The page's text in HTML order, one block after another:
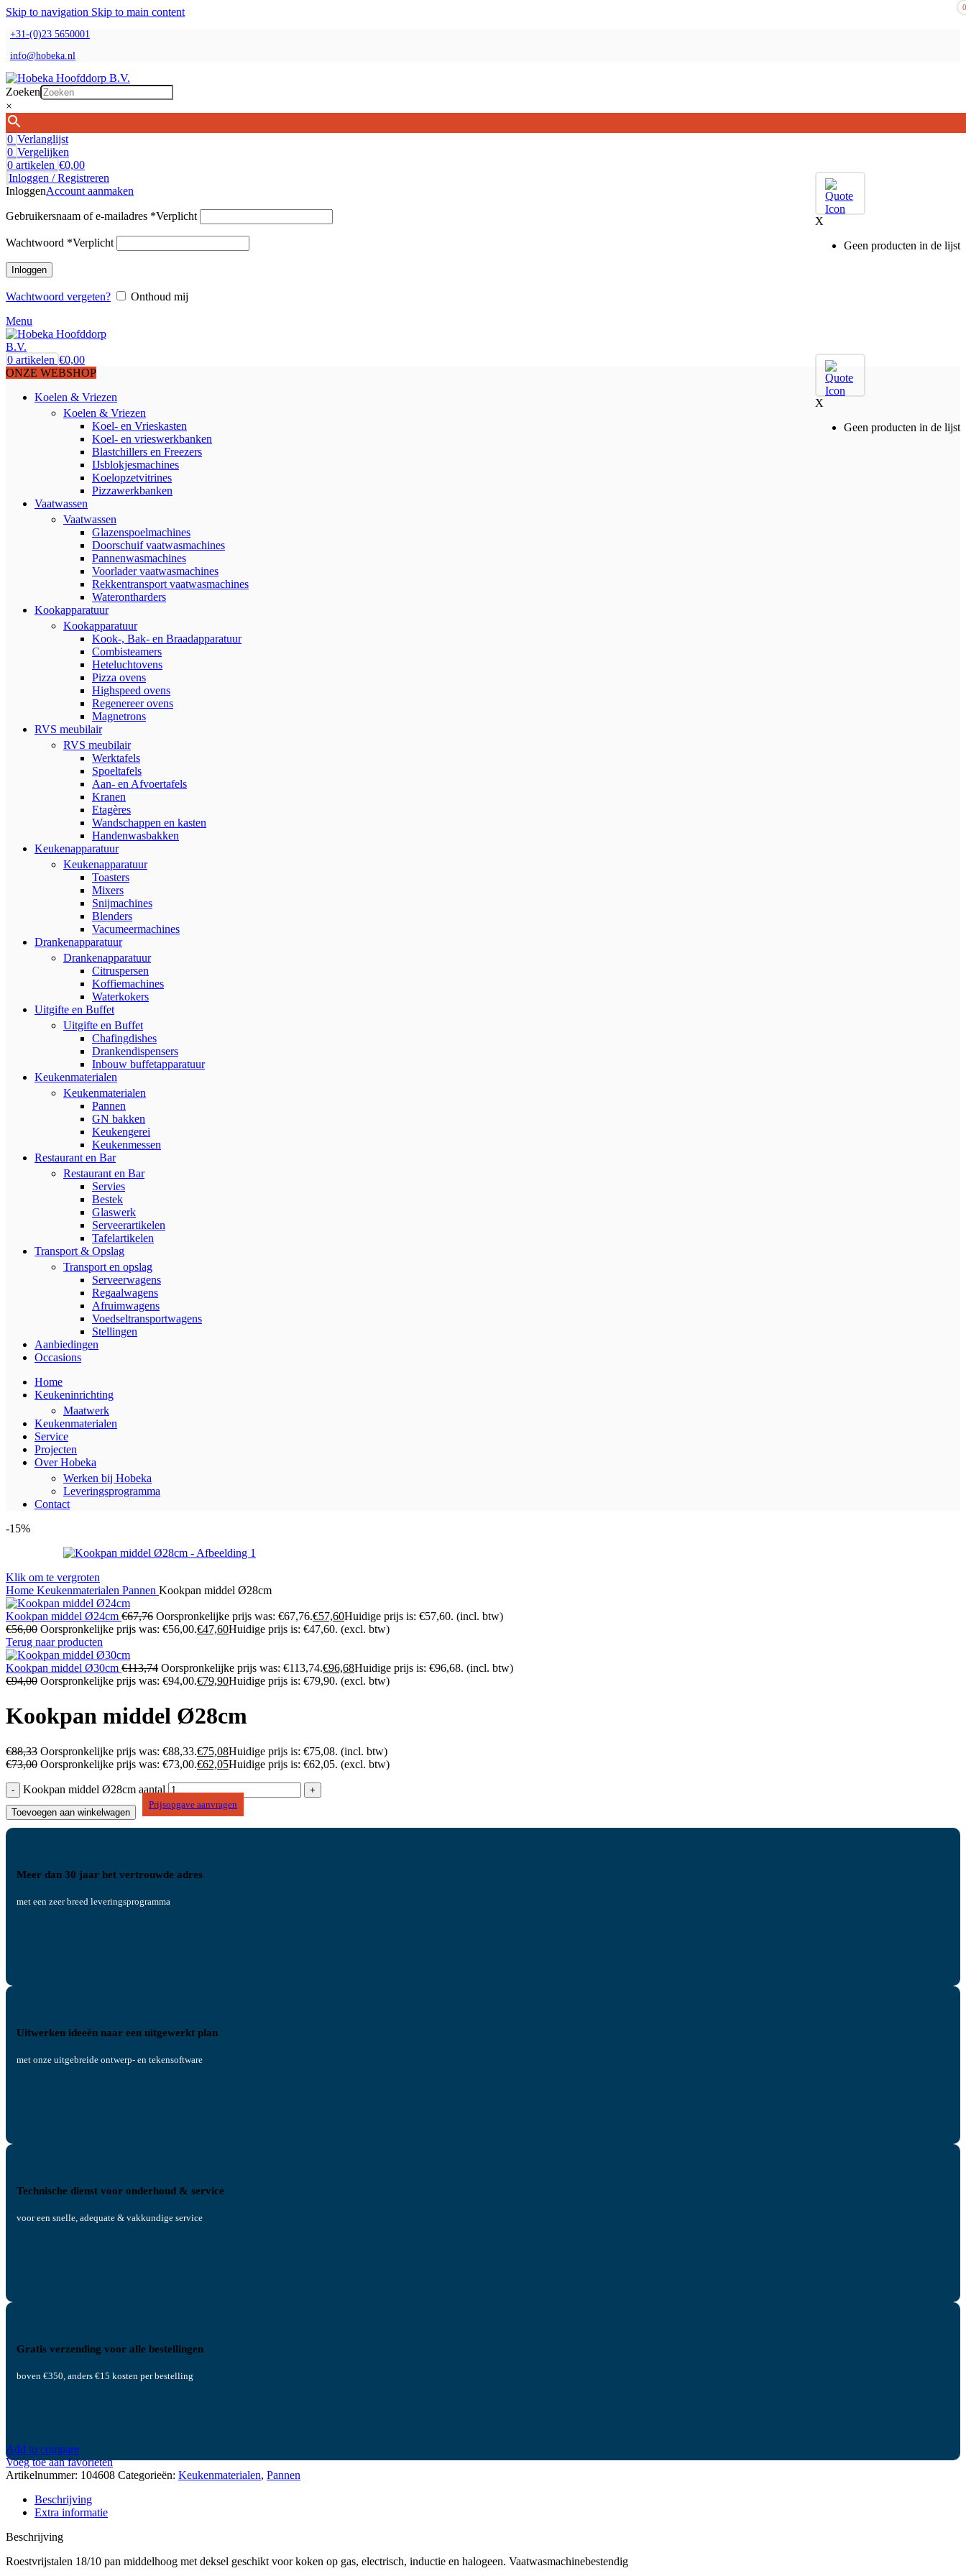
Skip to navigation Skip to main content
+31-(0)23 5650001
info@hobeka.nl
Zoeken
×
0 Verlanglijst
0 Vergelijken
0 artikelen €0,00
0
X
Geen producten in de lijst
Inloggen / Registreren
InloggenAccount aanmaken
Gebruikersnaam of e-mailadres *Verplicht
Wachtwoord *Verplicht
Inloggen
Wachtwoord vergeten?
Onthoud mij
Menu
0
X
Geen producten in de lijst
0 artikelen €0,00
ONZE WEBSHOP
Koelen & Vriezen
Koelen & Vriezen
Koel- en Vrieskasten
Koel- en vrieswerkbanken
Blastchillers en Freezers
IJsblokjesmachines
Koelopzetvitrines
Pizzawerkbanken
Vaatwassen
Vaatwassen
Glazenspoelmachines
Doorschuif vaatwasmachines
Pannenwasmachines
Voorlader vaatwasmachines
Rekkentransport vaatwasmachines
Waterontharders
Kookapparatuur
Kookapparatuur
Kook-, Bak- en Braadapparatuur
Combisteamers
Heteluchtovens
Pizza ovens
Highspeed ovens
Regenereer ovens
Magnetrons
RVS meubilair
RVS meubilair
Werktafels
Spoeltafels
Aan- en Afvoertafels
Kranen
Etagères
Wandschappen en kasten
Handenwasbakken
Keukenapparatuur
Keukenapparatuur
Toasters
Mixers
Snijmachines
Blenders
Vacumeermachines
Drankenapparatuur
Drankenapparatuur
Citruspersen
Koffiemachines
Waterkokers
Uitgifte en Buffet
Uitgifte en Buffet
Chafingdishes
Drankendispensers
Inbouw buffetapparatuur
Keukenmaterialen
Keukenmaterialen
Pannen
GN bakken
Keukengerei
Keukenmessen
Restaurant en Bar
Restaurant en Bar
Servies
Bestek
Glaswerk
Serveerartikelen
Tafelartikelen
Transport & Opslag
Transport en opslag
Serveerwagens
Regaalwagens
Afruimwagens
Voedseltransportwagens
Stellingen
Aanbiedingen
Occasions
Home
Keukeninrichting
Maatwerk
Keukenmaterialen
Service
Projecten
Over Hobeka
Werken bij Hobeka
Leveringsprogramma
Contact
-15%
Klik om te vergroten
Home Keukenmaterialen Pannen Kookpan middel Ø28cm
Kookpan middel Ø24cm €67,76 Oorspronkelijke prijs was: €67,76.€57,60Huidige prijs is: €57,60. (incl. btw)
€56,00 Oorspronkelijke prijs was: €56,00.€47,60Huidige prijs is: €47,60. (excl. btw)
Terug naar producten
Kookpan middel Ø30cm €113,74 Oorspronkelijke prijs was: €113,74.€96,68Huidige prijs is: €96,68. (incl. btw)
€94,00 Oorspronkelijke prijs was: €94,00.€79,90Huidige prijs is: €79,90. (excl. btw)
Kookpan middel Ø28cm
€88,33 Oorspronkelijke prijs was: €88,33.€75,08Huidige prijs is: €75,08. (incl. btw)
€73,00 Oorspronkelijke prijs was: €73,00.€62,05Huidige prijs is: €62,05. (excl. btw)
Kookpan middel Ø28cm aantal
Toevoegen aan winkelwagen
Prijsopgave aanvragen
Meer dan 30 jaar het vertrouwde adres
met een zeer breed leveringsprogramma
Uitwerken ideeën naar een uitgewerkt plan
met onze uitgebreide ontwerp- en tekensoftware
Technische dienst voor onderhoud & service
voor een snelle, adequate & vakkundige service
Gratis verzending voor alle bestellingen
boven €350, anders €15 kosten per bestelling
Add to compare
Voeg toe aan favorieten
Artikelnummer: 104608 Categorieën: Keukenmaterialen, Pannen
Beschrijving
Extra informatie
Beschrijving
Roestvrijstalen 18/10 pan middelhoog met deksel geschikt voor koken op gas, electrisch, inductie en halogeen. Vaatwasmachinebestendig